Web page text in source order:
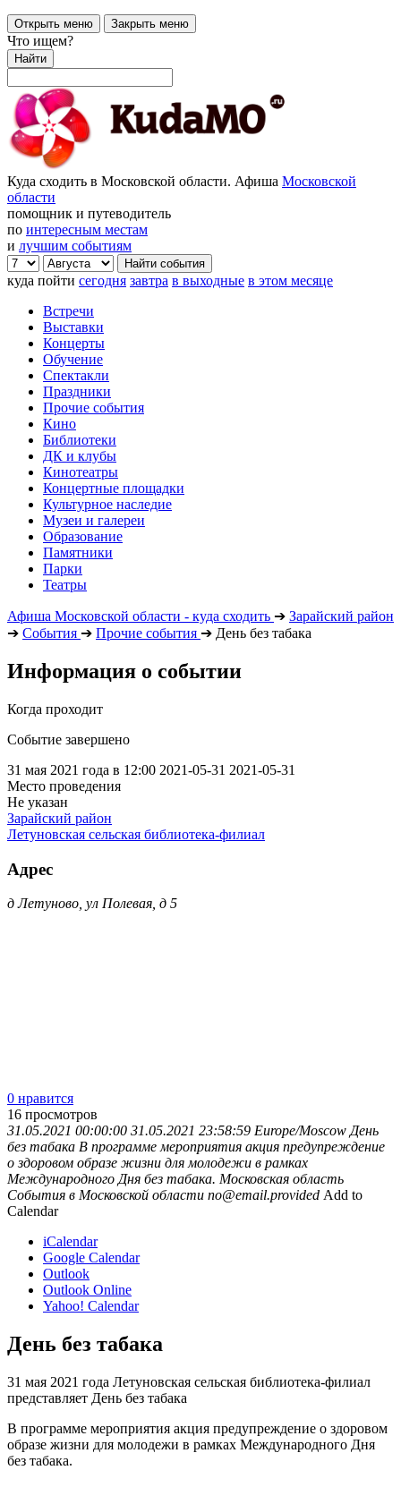
Открыть меню Закрыть меню
Что ищем?
Найти
Куда сходить в Московской области. Афиша Московской
области
помощник и путеводитель
по интересным местам
и лучшим событиям
куда пойти сегодня завтра в выходные в этом месяце
Встречи
Выставки
Концерты
Обучение
Спектакли
Праздники
Прочие события
Кино
Библиотеки
ДК и клубы
Кинотеатры
Концертные площадки
Культурное наследие
Музеи и галереи
Образование
Памятники
Парки
Театры
Афиша Московской области - куда сходить ➔ Зарайский район
➔ События ➔ Прочие события ➔ День без табака
Информация о событии
Когда проходит
Событие завершено
31 мая 2021 года в 12:00 2021-05-31 2021-05-31
Место проведения
Не указан
Зарайский район
Летуновская сельская библиотека-филиал
Адрес
д Летуново, ул Полевая, д 5
0 нравится
16 просмотров
31.05.2021 00:00:00 31.05.2021 23:58:59 Europe/Moscow День
без табака В программе мероприятия акция предупреждение
о здоровом образе жизни для молодежи в рамках
Международного Дня без табака. Московская область
События в Московской области no@email.provided Add to
Calendar
iCalendar
Google Calendar
Outlook
Outlook Online
Yahoo! Calendar
День без табака
31 мая 2021 года Летуновская сельская библиотека-филиал
представляет День без табака
В программе мероприятия акция предупреждение о здоровом
образе жизни для молодежи в рамках Международного Дня
без табака.